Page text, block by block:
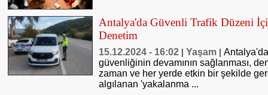
Antalya'da Güvenli Trafik Düzeni
Denetim
15.12.2024 - 16:02 Yaşam
güvenliğinin devamının sağlanması,
zaman ve her yerde etkin bir şekilde
algılanan 'yakalanma ...